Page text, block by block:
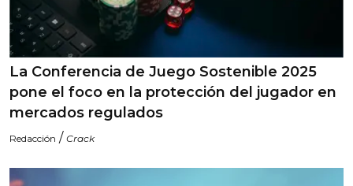
La Conferencia de Juego Sostenible 2025
pone el foco en la protección del jugador en
mercados regulados
Redacción / Crack